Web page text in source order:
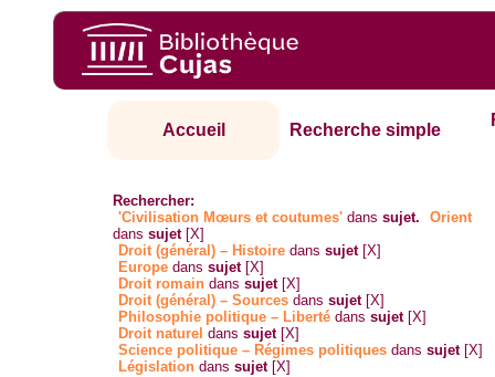
Accueil Recherche simple
Rechercher:
'Civilisation Mœurs et coutumes' danssujet.
Orient
danssujet [X]
Droit (général) – Histoire danssujet [X]
Europe danssujet [X]
Droit romain danssujet [X]
Droit (général) – Sources danssujet [X]
Philosophie politique – Liberté danssujet [X]
Droit naturel danssujet [X]
Science politique – Régimes politiques danssujet [X]
Législation danssujet [X]